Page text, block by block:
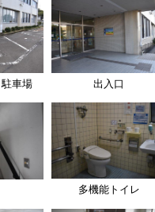
車場 出入口
多機能トイレ